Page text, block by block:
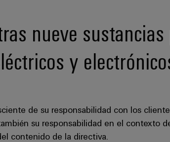
nueve
y
de su responsabilidad con los
su responsabilidad en el contexto
contenido de la directiva.